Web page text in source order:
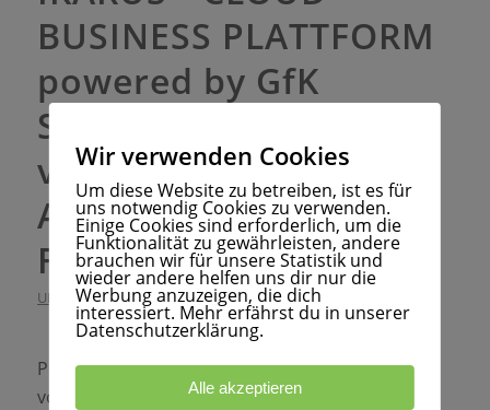
BUSINESS PLATTFORM
powered by GfK
System GmbH –
vollwertiger digitaler
Arbeitsplatz mit
Festnetz-Anbindung
UNTERNEHMENSNEUIGKEITEN
Per E-Mail haben wir uns an das mobile Arbeiten
von überall in der Welt gewöhnt, trotzdem sind
Wir verwenden Cookies
Um diese Website zu betreiben, ist es für
uns notwendig Cookies zu verwenden.
Einige Cookies sind erforderlich, um die
Funktionalität zu gewährleisten, andere
brauchen wir für unsere Statistik und
wieder andere helfen uns dir nur die
Werbung anzuzeigen, die dich
interessiert. Mehr erfährst du in unserer
Datenschutzerklärung.
Alle akzeptieren